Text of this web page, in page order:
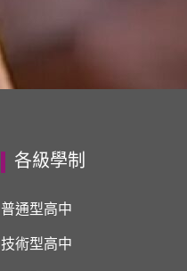
各級學制
普通型高中
技術型高中